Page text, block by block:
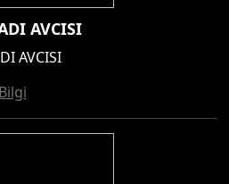
AVCISI
AVCISI